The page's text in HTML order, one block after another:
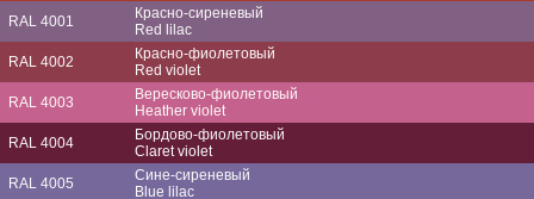
RAL 4001
Красно-сиреневый
Red lilac
RAL 4002
Красно-фиолетовый
Red violet
RAL 4003
Вересково-фиолетовый
Heather violet
RAL 4004
Бордово-фиолетовый
Claret violet
RAL 4005
Сине-сиреневый
Blue lilac